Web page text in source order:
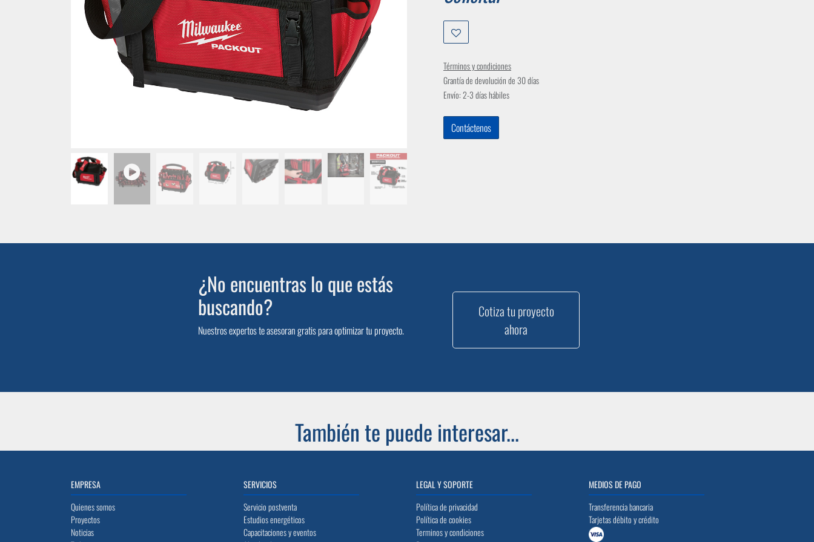
Términos y condiciones
Grantía de devolución de 30 días
Envío: 2-3 días hábiles
Contáctenos
¿No encuentras lo que estás
buscando?
Nuestros expertos te asesoran gratis para optimizar tu proyecto.
Cotiza tu proyecto
ahora
También te puede interesar...
EMPRESA
Quienes somos
Proyectos
Noticias
SERVICIOS
Servicio postventa
Estudios energéticos
Capacitaciones y eventos
LEGAL Y SOPORTE
Política de privacidad
Política de cookies
Terminos y condiciones
MEDIOS DE PAGO
Transferencia bancaria
Tarjetas débito y crédito